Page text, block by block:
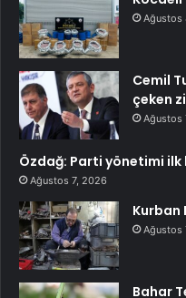
Ağustos
Cemil
çeken
Ağustos
Özdağ: Parti yönetimi ilk
Ağustos 7, 2026
Kurban
Ağustos
Bahar